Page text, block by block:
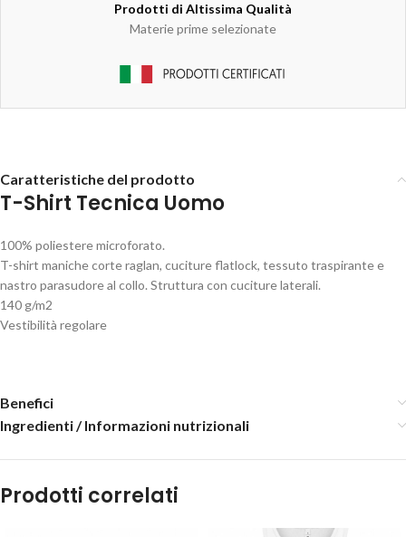
Prodotti di Altissima Qualità
Materie prime selezionate
Caratteristiche del prodotto
T-Shirt Tecnica Uomo
100% poliestere microforato.
T-shirt maniche corte raglan, cuciture flatlock, tessuto traspirante e
nastro parasudore al collo. Struttura con cuciture laterali.
140 g/m2
Vestibilità regolare
Benefici
Ingredienti / Informazioni nutrizionali
Prodotti correlati